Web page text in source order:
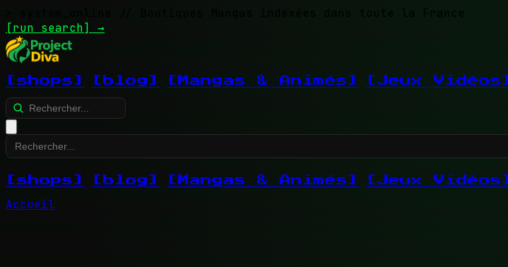
// Boutiques Mangas indexées dans toute la France
[run search] →
[shops] [blog] [Mangas & Animés] [Jeux Vidéos]
[shops] [blog] [Mangas & Animés] [Jeux Vidéos]
Accueil